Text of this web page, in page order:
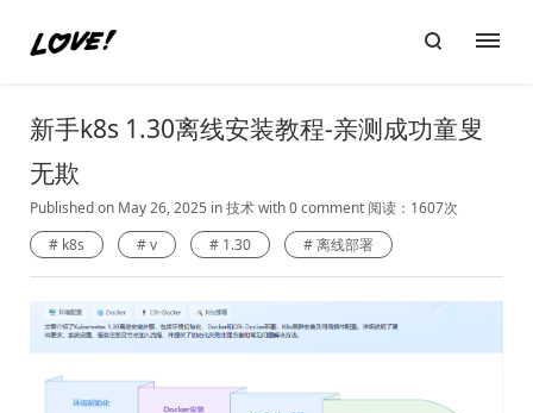
新手k8s 1.30离线安装教程-亲测成功童叟
无欺
Published on May 26, 2025 in技术with0 comment 阅读：1607次
k8s
v 1.30 离线部署